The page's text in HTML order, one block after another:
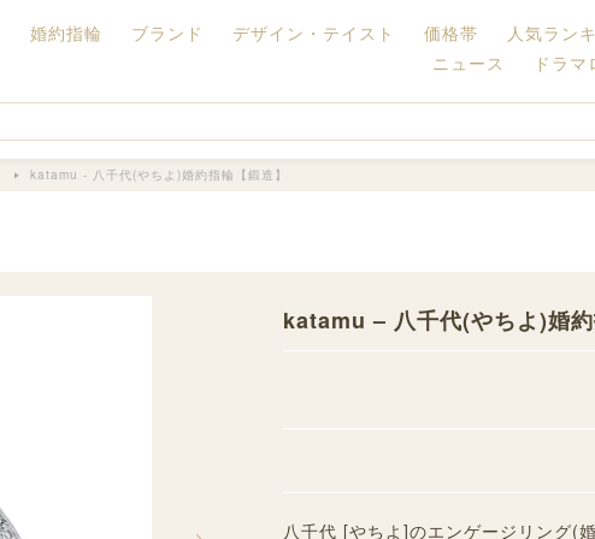
婚約指輪 ブランド デザイン・テイスト 価格帯
人気ラン
ニュース
ドラマ
katamu - 八千代(やちよ)婚約指輪【鍛造】
katamu – 八千代(やちよ)婚
八千代 [やちよ]のエンゲージリング(